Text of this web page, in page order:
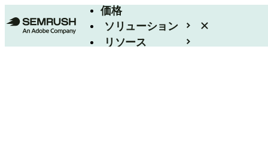
価格
ソリューション
リソース